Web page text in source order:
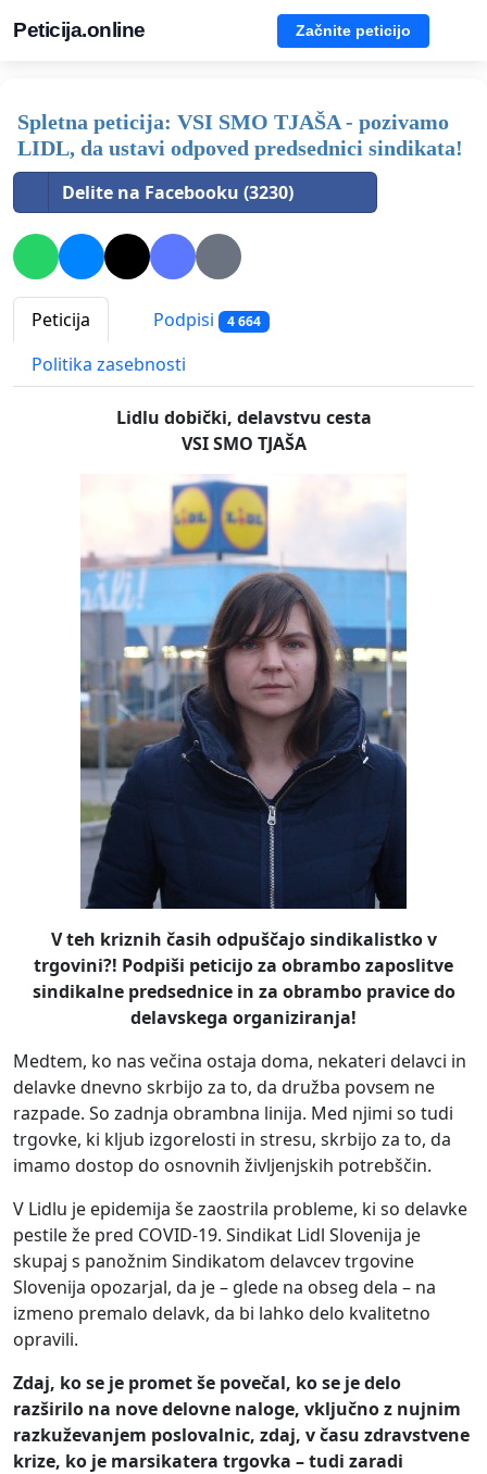
Peticija.online Začnite peticijo
Spletna peticija: VSI SMO TJAŠA - pozivamo
LIDL, da ustavi odpoved predsednici sindikata!
Delite na Facebooku (3230)
Peticija Podpisi 4 664
Politika zasebnosti
Lidlu dobički, delavstvu cesta
VSI SMO TJAŠA
V teh kriznih časih odpuščajo sindikalistko v
trgovini?! Podpiši peticijo za obrambo zaposlitve
sindikalne predsednice in za obrambo pravice do
delavskega organiziranja!
Medtem, ko nas večina ostaja doma, nekateri delavci in
delavke dnevno skrbijo za to, da družba povsem ne
razpade. So zadnja obrambna linija. Med njimi so tudi
trgovke, ki kljub izgorelosti in stresu, skrbijo za to, da
imamo dostop do osnovnih življenjskih potrebščin.
V Lidlu je epidemija še zaostrila probleme, ki so delavke
pestile že pred COVID-19. Sindikat Lidl Slovenija je
skupaj s panožnim Sindikatom delavcev trgovine
Slovenija opozarjal, da je – glede na obseg dela – na
izmeno premalo delavk, da bi lahko delo kvalitetno
opravili.
Zdaj, ko se je promet še povečal, ko se je delo
razširilo na nove delovne naloge, vključno z nujnim
razkuževanjem poslovalnic, zdaj, v času zdravstvene
krize, ko je marsikatera trgovka – tudi zaradi